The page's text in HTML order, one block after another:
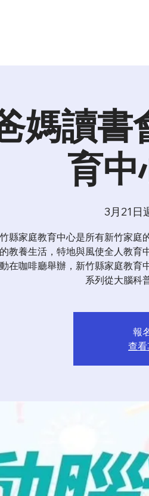
媽讀書
育
3月21日
縣家庭教育中心是所有新竹家庭
教養生活，特地與風使全人教育
在咖啡廳舉辦，新竹縣家庭教育
系列從大腦科
報
查